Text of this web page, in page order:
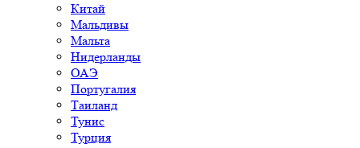
Китай
Мальдивы
Мальта
Нидерланды
ОАЭ
Португалия
Таиланд
Тунис
Турция